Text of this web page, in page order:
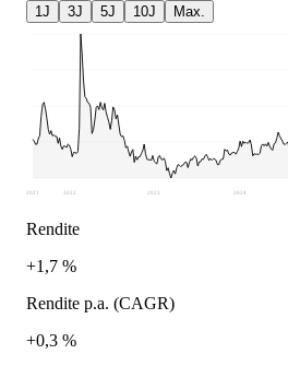
1J 3J 5J 10J Max.
2021 2022 2023 2024
Rendite
+1,7 %
Rendite p.a. (CAGR)
+0,3 %